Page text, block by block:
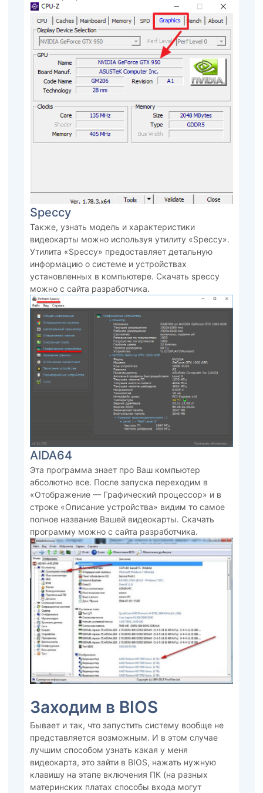
Speccy
Также, узнать модель и характеристики
видеокарты можно используя утилиту «Speccy».
Утилита «Speccy» предоставляет детальную
информацию о системе и устройствах
установленных в компьютере. Скачать speccy
можно с сайта разработчика.
AIDA64
Эта программа знает про Ваш компьютер
абсолютно все. После запуска переходим в
«Отображение — Графический процессор» и в
строке «Описание устройства» видим то самое
полное название Вашей видеокарты. Скачать
программу можно с сайта разработчика.
Заходим в BIOS
Бывает и так, что запустить систему вообще не
представляется возможным. И в этом случае
лучшим способом узнать какая у меня
видеокарта, это зайти в BIOS, нажать нужную
клавишу на этапе включения ПК (на разных
материнских платах способы входа могут